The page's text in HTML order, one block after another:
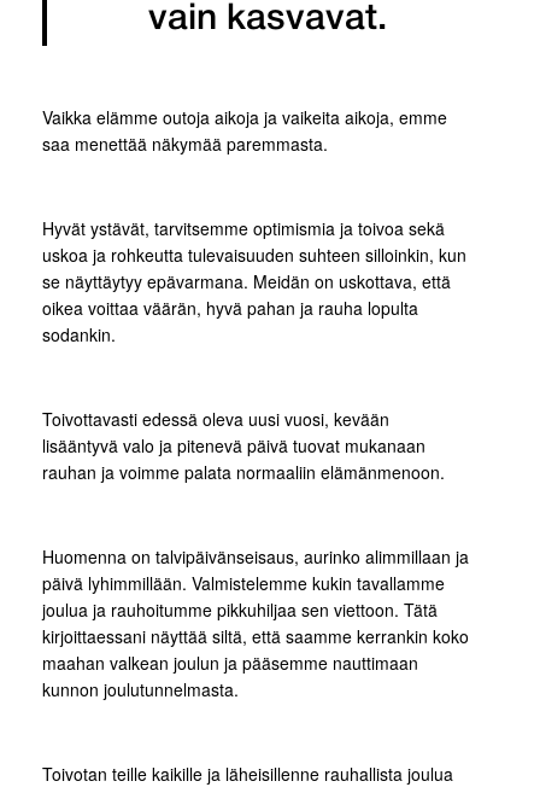
vain kasvavat.
Vaikka elämme outoja aikoja ja vaikeita aikoja, emme
saa menettää näkymää paremmasta.
Hyvät ystävät, tarvitsemme optimismia ja toivoa sekä
uskoa ja rohkeutta tulevaisuuden suhteen silloinkin, kun
se näyttäytyy epävarmana. Meidän on uskottava, että
oikea voittaa väärän, hyvä pahan ja rauha lopulta
sodankin.
Toivottavasti edessä oleva uusi vuosi, kevään
lisääntyvä valo ja pitenevä päivä tuovat mukanaan
rauhan ja voimme palata normaaliin elämänmenoon.
Huomenna on talvipäivänseisaus, aurinko alimmillaan ja
päivä lyhimmillään. Valmistelemme kukin tavallamme
joulua ja rauhoitumme pikkuhiljaa sen viettoon. Tätä
kirjoittaessani näyttää siltä, että saamme kerrankin koko
maahan valkean joulun ja pääsemme nauttimaan
kunnon joulutunnelmasta.
Toivotan teille kaikille ja läheisillenne rauhallista joulua